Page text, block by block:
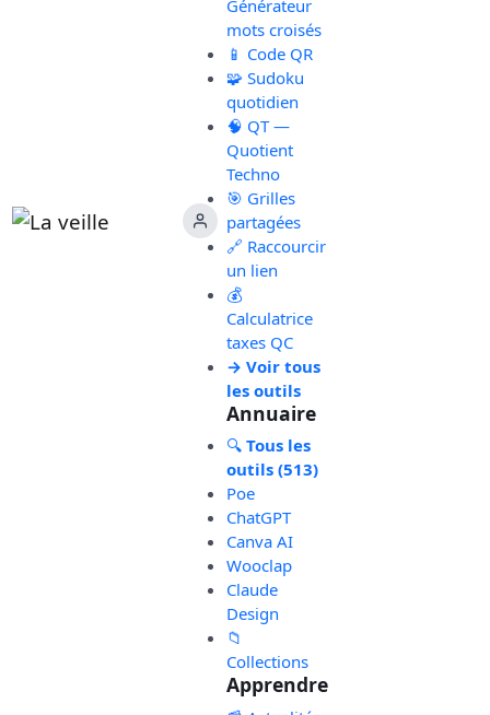
Générateur
mots croisés
📱 Code QR
🧩 Sudoku
quotidien
🧠 QT —
Quotient
Techno
🎯 Grilles
partagées
🔗 Raccourcir
un lien
💰
Calculatrice
taxes QC
→ Voir tous
les outils
Annuaire
🔍 Tous les
outils (513)
Poe
ChatGPT
Canva AI
Wooclap
Claude
Design
📁
Collections
Apprendre